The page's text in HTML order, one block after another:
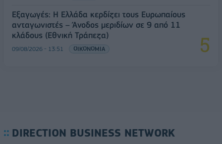
Εξαγωγές: Η Ελλάδα κερδίζει τους Ευρωπαίους
ανταγωνιστές – Άνοδος μεριδίων σε 9 από 11
κλάδους (Εθνική Τράπεζα)
09/08/2026 - 13:51 ΟΙΚΟΝΟΜΙΑ
DIRECTION BUSINESS NETWORK